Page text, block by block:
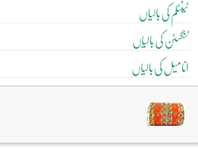
ٹینٹلم کی بالیاں
ٹنگسٹن کی بالیاں
انامیل کی بالیاں